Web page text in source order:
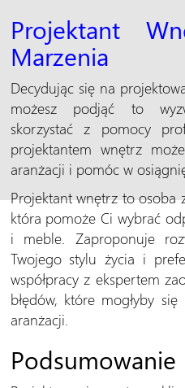
Projektant
Marzenia
Decydując się na
możesz podjąć to
skorzystać z pomocy
projektantem wnętrz
aranżacji i pomóc w
Projektant wnętrz to osoba
która pomoże Ci wybrać
i meble. Zaproponuje
Twojego stylu życia i
współpracy z ekspertem
błędów, które mogłyby
aranżacji.
Podsumowanie